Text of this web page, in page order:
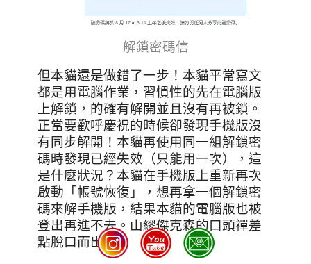
解鎖密碼信
但本貓還是做錯了一步！本貓平常寫文
都是用電腦作業，習慣性的先在電腦版
上解鎖，的確有解開並且沒有再被鎖。
正當要歡呼慶祝的時候卻發現手機版沒
有同步解開！本貓再使用同一組解鎖密
碼時發現已經失效（只能用一次），這
是什麼狀況？本貓在手機版上重新再次
啟動「帳號恢復」，想再拿一個解鎖密
碼來解手機版，結果本貓的電腦版也被
登出再進不去。山繆傑克森的口頭禪差
點脫口而出！